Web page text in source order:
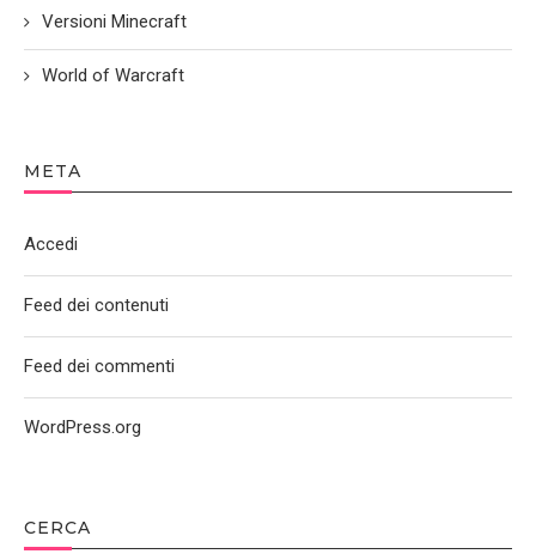
CERCA
Versioni Minecraft
World of Warcraft
META
Accedi
Feed dei contenuti
Feed dei commenti
WordPress.org